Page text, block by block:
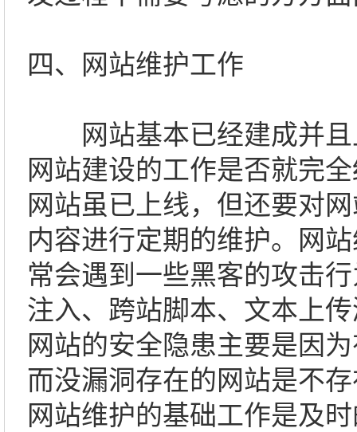
四、网站维护工作
网站基本已经建成并且
网站建设的工作是否就完
网站虽已上线，但还要对
内容进行定期的维护。网
常会遇到一些黑客的攻击
注入、跨站脚本、文本上
网站的安全隐患主要是因
而没漏洞存在的网站是不
网站维护的基础工作是及